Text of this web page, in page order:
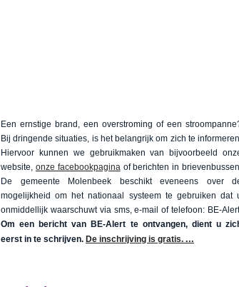
Een ernstige brand, een overstroming of een
Bij dringende situaties, is het belangrijk om zich te informeren.
Hiervoor kunnen we gebruikmaken van bijvoorbeeld
website, onze facebookpagina of berichten in brievenbussen.
De gemeente Molenbeek beschikt eveneens over
mogelijkheid om het nationaal systeem te gebruiken dat
onmiddellijk waarschuwt via sms, e-mail of telefoon: BE-
Om een bericht van BE-Alert te ontvangen, dient u
eerst in te schrijven. De inschrijving is gratis. ...